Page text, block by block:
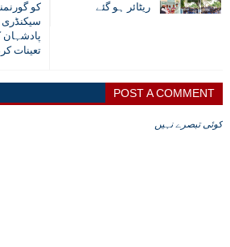
ریٹائر ہو گئے
کو
پادشہان
تعینات
POST A COMMENT
کوئی تبصرے نہیں